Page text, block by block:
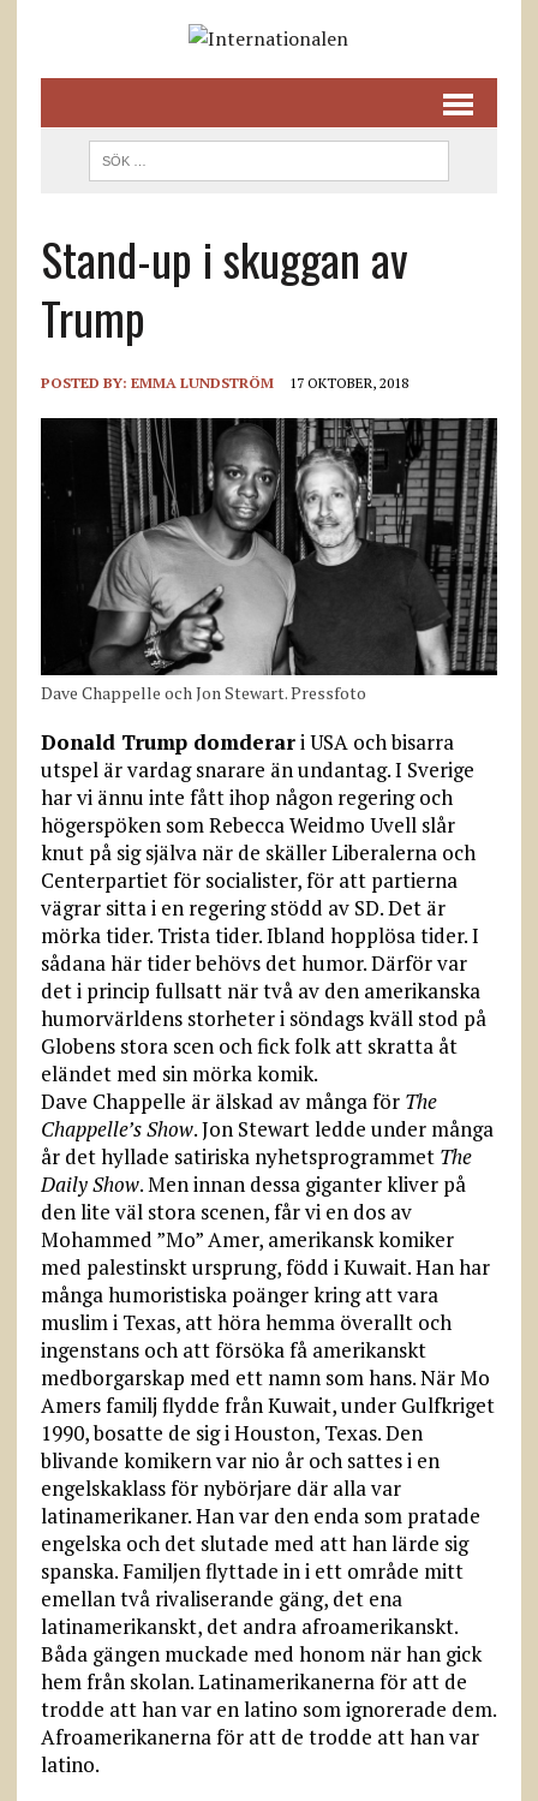
Stand-up i skuggan av
Trump
POSTED BY: EMMA LUNDSTRÖM 17 OKTOBER, 2018
Dave Chappelle och Jon Stewart. Pressfoto
Donald Trump domderari USA och bisarra
utspel är vardag snarare än undantag. I Sverige
har vi ännu inte fått ihop någon regering och
högerspöken som Rebecca Weidmo Uvell slår
knut på sig själva när de skäller Liberalerna och
Centerpartiet för socialister, för att partierna
vägrar sitta i en regering stödd av SD. Det är
mörka tider. Trista tider. Ibland hopplösa tider. I
sådana här tider behövs det humor. Därför var
det i princip fullsatt när två av den amerikanska
humorvärldens storheter i söndags kväll stod på
Globens stora scen och fick folk att skratta åt
eländet med sin mörka komik.
Dave Chappelle är älskad av många för The
Chappelle’s Show. Jon Stewart ledde under många
år det hyllade satiriska nyhetsprogrammet The
Daily Show. Men innan dessa giganter kliver på
den lite väl stora scenen, får vi en dos av
Mohammed ”Mo” Amer, amerikansk komiker
med palestinskt ursprung, född i Kuwait. Han har
många humoristiska poänger kring att vara
muslim i Texas, att höra hemma överallt och
ingenstans och att försöka få amerikanskt
medborgarskap med ett namn som hans. När Mo
Amers familj flydde från Kuwait, under Gulfkriget
1990, bosatte de sig i Houston, Texas. Den
blivande komikern var nio år och sattes i en
engelskaklass för nybörjare där alla var
latinamerikaner. Han var den enda som pratade
engelska och det slutade med att han lärde sig
spanska. Familjen flyttade in i ett område mitt
emellan två rivaliserande gäng, det ena
latinamerikanskt, det andra afroamerikanskt.
Båda gängen muckade med honom när han gick
hem från skolan. Latinamerikanerna för att de
trodde att han var en latino som ignorerade dem.
Afroamerikanerna för att de trodde att han var
latino.